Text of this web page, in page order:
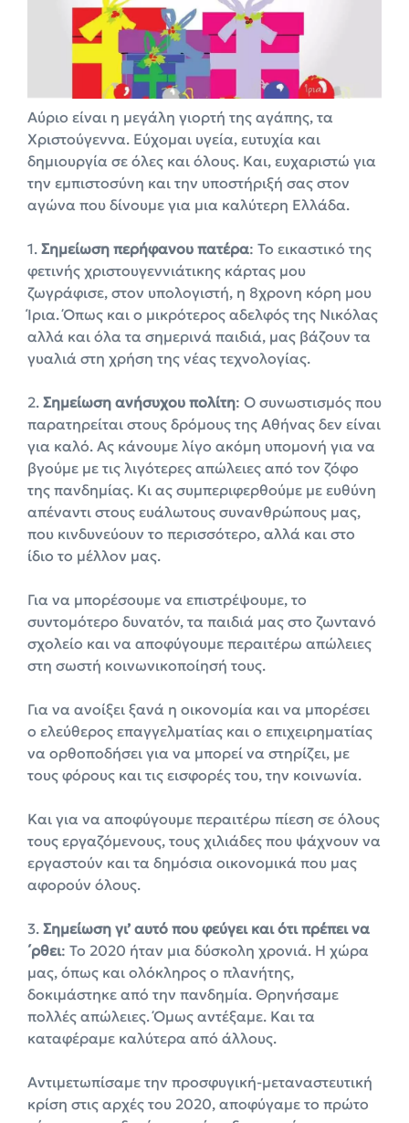
Αύριο είναι η μεγάλη γιορτή της αγάπης, τα
Χριστούγεννα. Εύχομαι υγεία, ευτυχία και
δημιουργία σε όλες και όλους. Και, ευχαριστώ για
την εμπιστοσύνη και την υποστήριξή σας στον
αγώνα που δίνουμε για μια καλύτερη Ελλάδα.
1. Σημείωση περήφανου πατέρα: Το εικαστικό της
φετινής χριστουγεννιάτικης κάρτας μου
ζωγράφισε, στον υπολογιστή, η 8χρονη κόρη μου
Ίρια. Όπως και ο μικρότερος αδελφός της Νικόλας
αλλά και όλα τα σημερινά παιδιά, μας βάζουν τα
γυαλιά στη χρήση της νέας τεχνολογίας.
2. Σημείωση ανήσυχου πολίτη: Ο συνωστισμός που
παρατηρείται στους δρόμους της Αθήνας δεν είναι
για καλό. Ας κάνουμε λίγο ακόμη υπομονή για να
βγούμε με τις λιγότερες απώλειες από τον ζόφο
της πανδημίας. Κι ας συμπεριφερθούμε με ευθύνη
απέναντι στους ευάλωτους συνανθρώπους μας,
που κινδυνεύουν το περισσότερο, αλλά και στο
ίδιο το μέλλον μας.
Για να μπορέσουμε να επιστρέψουμε, το
συντομότερο δυνατόν, τα παιδιά μας στο ζωντανό
σχολείο και να αποφύγουμε περαιτέρω απώλειες
στη σωστή κοινωνικοποίησή τους.
Για να ανοίξει ξανά η οικονομία και να μπορέσει
ο ελεύθερος επαγγελματίας και ο επιχειρηματίας
να ορθοποδήσει για να μπορεί να στηρίζει, με
τους φόρους και τις εισφορές του, την κοινωνία.
Και για να αποφύγουμε περαιτέρω πίεση σε όλους
τους εργαζόμενους, τους χιλιάδες που ψάχνουν να
εργαστούν και τα δημόσια οικονομικά που μας
αφορούν όλους.
3. Σημείωση γι’ αυτό που φεύγει και ότι πρέπει να
΄ρθει: Το 2020 ήταν μια δύσκολη χρονιά. Η χώρα
μας, όπως και ολόκληρος ο πλανήτης,
δοκιμάστηκε από την πανδημία. Θρηνήσαμε
πολλές απώλειες. Όμως αντέξαμε. Και τα
καταφέραμε καλύτερα από άλλους.
Αντιμετωπίσαμε την προσφυγική-μεταναστευτική
κρίση στις αρχές του 2020, αποφύγαμε το πρώτο